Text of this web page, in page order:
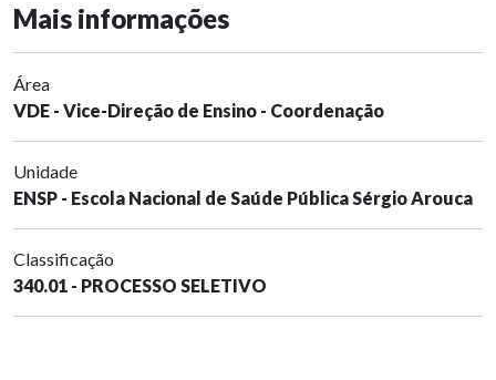
Mais informações
Área
VDE - Vice-Direção de Ensino - Coordenação
Unidade
ENSP - Escola Nacional de Saúde Pública Sérgio Arouca
Classificação
340.01 - PROCESSO SELETIVO